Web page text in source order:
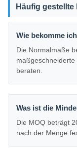
Häufig gestellte
Wie bekomme
Die Normalmaße
beraten.
Was ist die
Die MOQ beträgt
nach der Menge